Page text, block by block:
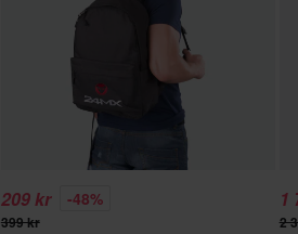
209 kr -48%
399 kr
1
2